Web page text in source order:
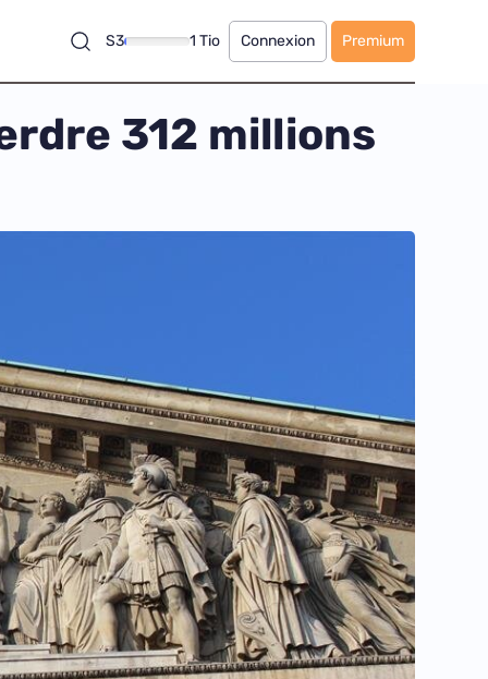
S3 1 Tio Connexion Premium
312 millions